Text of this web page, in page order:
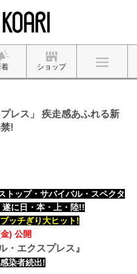
ショップ
レス」 疾走感あふれる新
!
ップ・サバイバル・スペクタ
に日・本・上・陸!!
ッチぎり大ヒット!
) 公開
・エクスプレス』
染者続出!